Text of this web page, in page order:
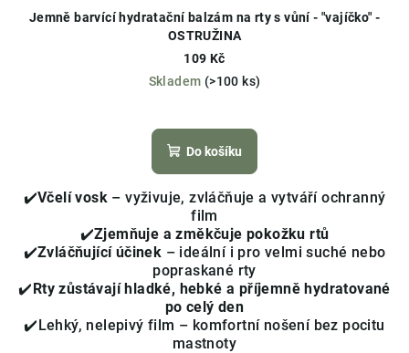
Jemně barvící hydratační balzám na rty s vůní - "vajíčko" -
OSTRUŽINA
109 Kč
Skladem (>100 ks)
hodnocení
produktu
z
5
hvězdiček.
Do košíku
✔️Včelí vosk – vyživuje, zvláčňuje a vytváří ochranný
film
✔️Zjemňuje a změkčuje pokožku rtů
✔️Zvláčňující účinek – ideální i pro velmi suché nebo
popraskané rty
✔️Rty zůstávají hladké, hebké a příjemně hydratované
po celý den
✔️Lehký, nelepivý film – komfortní nošení bez pocitu
mastnoty